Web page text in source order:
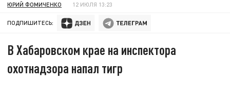
ЮРИЙ ФОМИЧЕНКО 12 ИЮЛЯ 13:23
ПОДПИШИТЕСЬ:
В Хабаровском крае на инспектора
охотнадзора напал тигр